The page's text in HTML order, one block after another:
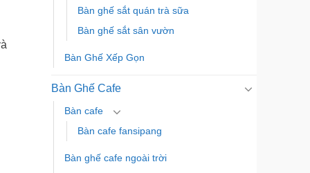
Bàn ghế sắt quán trà sữa
Bàn ghế sắt sân vườn
Bàn Ghế Xếp Gọn
Bàn Ghế Cafe
Bàn cafe
Bàn cafe fansipang
Bàn ghế cafe ngoài trời